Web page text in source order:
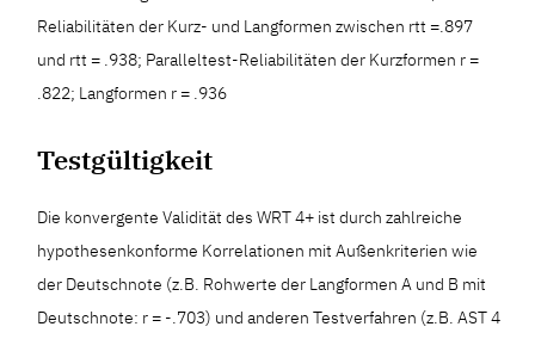
Reliabilitäten der Kurz- und Langformen zwischen rtt =.897
und rtt = .938; Paralleltest-Reliabilitäten der Kurzformen r =
.822; Langformen r = .936
Testgültigkeit
Die konvergente Validität des WRT 4+ ist durch zahlreiche
hypothesenkonforme Korrelationen mit Außenkriterien wie
der Deutschnote (z.B. Rohwerte der Langformen A und B mit
Deutschnote: r = -.703) und anderen Testverfahren (z.B. AST 4